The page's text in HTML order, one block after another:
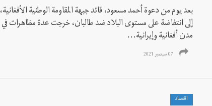
بعد يوم من دعوة أحمد مسعود، قائد جبهة المقاومة الوطنية الأفغانية،
إلى انتفاضة على مستوى البلاد ضد طالبان، خرجت عدة مظاهرات في
مدن أفغانية وإيرانية...
07 سبتمبر 2021
اقتصاد